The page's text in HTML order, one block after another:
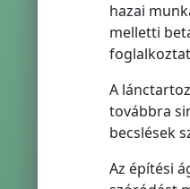
hazai
melletti
A
továbbra
becslések
Az építési